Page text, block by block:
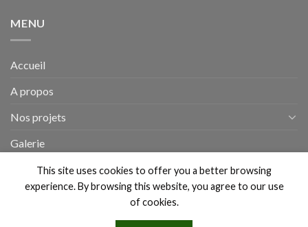
MENU
Accueil
A propos
Nos projets
Galerie
ActualitésThis site uses cookies to offer you a better browsing
experience. By browsing this website, you agree to our use
of cookies.